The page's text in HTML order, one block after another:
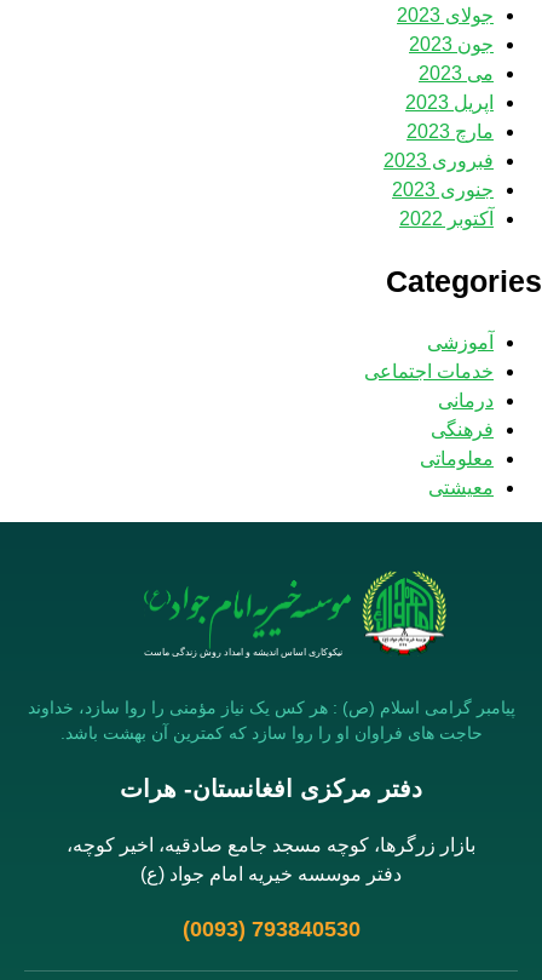
جولای 2023
جون 2023
می 2023
اپریل 2023
مارچ 2023
فبروری 2023
جنوری 2023
آکتوبر 2022
Categories
آموزشی
خدمات اجتماعی
درمانی
فرهنگی
معلوماتی
معیشتی
پیامبر گرامی اسلام (ص) : هر کس یک نیاز مؤمنی را روا سازد، خداوند
حاجت های فراوان او را روا سازد که کمترین آن بهشت باشد.
دفتر مرکزی افغانستان- هرات
بازار زرگرها، کوچه مسجد جامع صادقیه، اخیر کوچه،
دفتر موسسه خیریه امام جواد (ع)
(0093) 793840530